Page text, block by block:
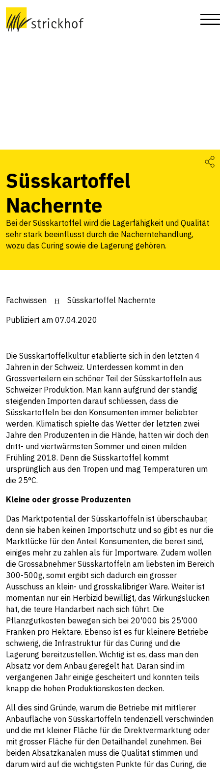
Süsskartoffel
Nachernte
Bei der Süsskartoffel wird die Lagerfähigkeit und Qualität
sehr stark beeinflusst durch die Nacherntehandlung,
wozu das Curing sowie die Lagerung gehören.
Fachwissen Süsskartoffel Nachernte
Publiziert am 07.04.2020
Die Süsskartoffelkultur etablierte sich in den letzten 4
Jahren in der Schweiz. Unterdessen kommt in den
Grossverteilern ein schöner Teil der Süsskartoffeln aus
Schweizer Produktion. Man kann aufgrund der ständig
steigenden Importen darauf schliessen, dass die
Süsskartoffeln bei den Konsumenten immer beliebter
werden. Klimatisch spielte das Wetter der letzten zwei
Jahre den Produzenten in die Hände, hatten wir doch den
dritt- und viertwärmsten Sommer und einen milden
Frühling 2018. Denn die Süsskartoffel kommt
ursprünglich aus den Tropen und mag Temperaturen um
die 25°C.
Kleine oder grosse Produzenten
Das Marktpotential der Süsskartoffeln ist überschaubar,
denn sie haben keinen Importschutz und so gibt es nur die
Marktlücke für den Anteil Konsumenten, die bereit sind,
einiges mehr zu zahlen als für Importware. Zudem wollen
die Grossabnehmer Süsskartoffeln am liebsten im Bereich
300-500g, somit ergibt sich dadurch ein grosser
Ausschuss an klein- und grosskalibriger Ware. Weiter ist
momentan nur ein Herbizid bewilligt, das Wirkungslücken
hat, die teure Handarbeit nach sich führt. Die
Pflanzgutkosten bewegen sich bei 20'000 bis 25'000
Franken pro Hektare. Ebenso ist es für kleinere Betriebe
schwierig, die Infrastruktur für das Curing und die
Lagerung bereitzustellen. Wichtig ist es, dass man den
Absatz vor dem Anbau geregelt hat. Daran sind im
vergangenen Jahr einige gescheitert und konnten teils
knapp die hohen Produktionskosten decken.
All dies sind Gründe, warum die Betriebe mit mittlerer
Anbaufläche von Süsskartoffeln tendenziell verschwinden
und die mit kleiner Fläche für die Direktvermarktung oder
mit grosser Fläche für den Detailhandel zunehmen. Bei
beiden Absatzkanälen muss die Qualität stimmen und
darum wird auf die wichtigsten Punkte für das Curing, die